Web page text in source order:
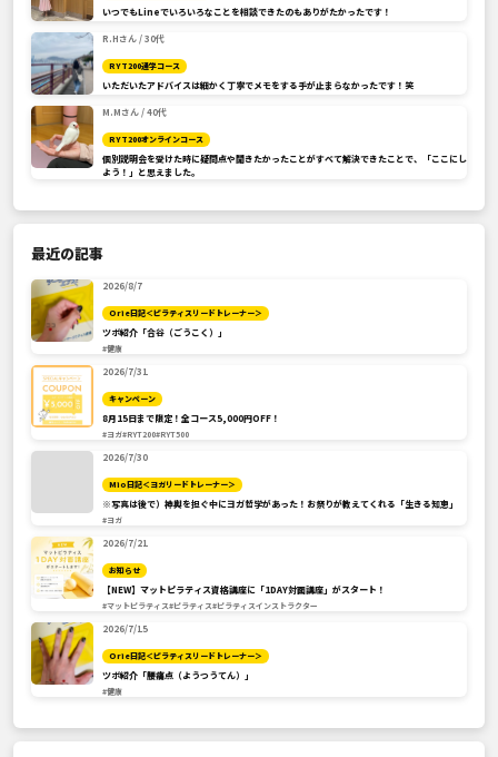
いつでもLineでいろいろなことを相談できたのもありがたかったです！
R.Hさん / 30代
RYT200通学コース
いただいたアドバイスは細かく丁寧でメモをする手が止まらなかったです！笑
M.Mさん / 40代
RYT200オンラインコース
個別説明会を受けた時に疑問点や聞きたかったことがすべて解決できたことで、「ここにし
よう！」と思えました。
最近の記事
2026/8/7
Orie日記＜ピラティスリードトレーナー＞
ツボ紹介「合谷（ごうこく）」
#健康
2026/7/31
キャンペーン
8月15日まで限定！全コース5,000円OFF！
#ヨガ#RYT200#RYT500
2026/7/30
Mio日記＜ヨガリードトレーナー＞
※写真は後で）神輿を担ぐ中にヨガ哲学があった！お祭りが教えてくれる「生きる知恵」
#ヨガ
2026/7/21
お知らせ
【NEW】マットピラティス資格講座に「1DAY対面講座」がスタート！
#マットピラティス#ピラティス#ピラティスインストラクター
2026/7/15
Orie日記＜ピラティスリードトレーナー＞
ツボ紹介「腰痛点（ようつうてん）」
#健康